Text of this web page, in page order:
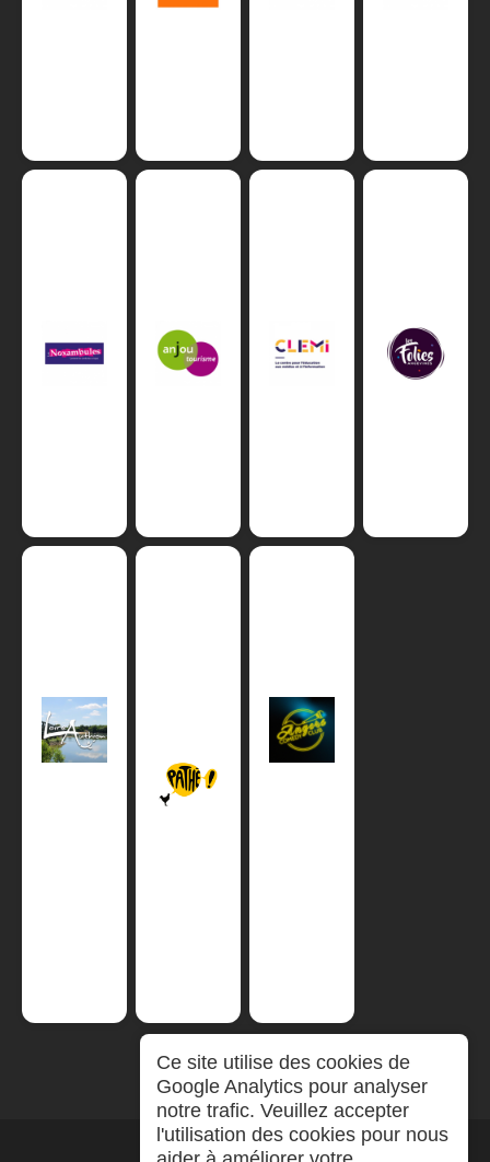
Ce site utilise des cookies de
Google Analytics pour analyser
notre trafic. Veuillez accepter
l'utilisation des cookies pour nous